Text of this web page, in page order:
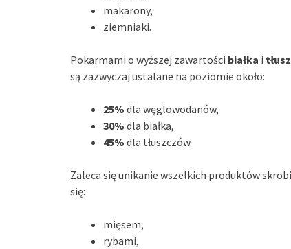
makarony,
ziemniaki.
Pokarmami o wyższej zawartości białka i
są zazwyczaj ustalane na poziomie około:
25% dla węglowodanów,
30% dla białka,
45% dla tłuszczów.
Zaleca się unikanie wszelkich produktów
się:
mięsem,
rybami,